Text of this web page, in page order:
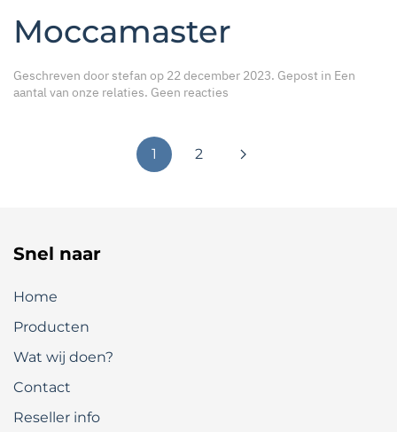
Moccamaster
Geschreven door stefan op 22 december 2023. Gepost in Een
aantal van onze relaties. Geen reacties
1 2
Snel naar
Home
Producten
Wat wij doen?
Contact
Reseller info